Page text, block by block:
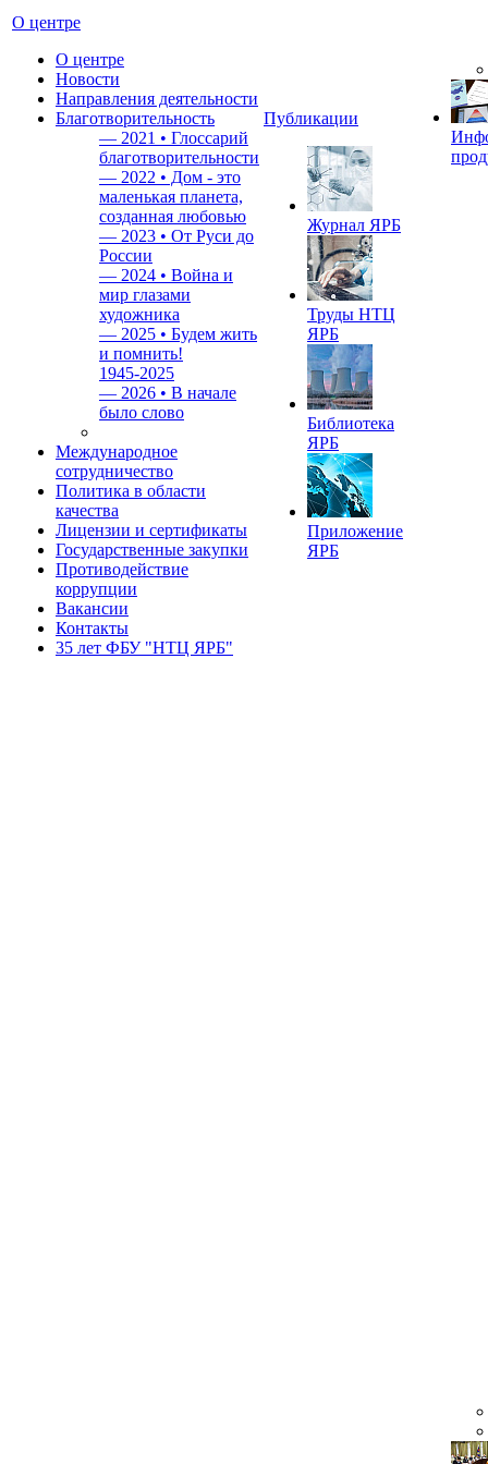
О центре
О центре
Новости
Направления деятельности
Благотворительность
— 2021 • Глоссарий
благотворительности
— 2022 • Дом - это
маленькая планета,
созданная любовью
— 2023 • От Руси до
России
— 2024 • Война и
мир глазами
художника
— 2025 • Будем жить
и помнить!
1945-2025
— 2026 • В начале
было слово
Международное
сотрудничество
Политика в области
качества
Лицензии и сертификаты
Государственные закупки
Противодействие
коррупции
Вакансии
Контакты
35 лет ФБУ "НТЦ ЯРБ"
Публикации
Журнал ЯРБ
Труды НТЦ
ЯРБ
Библиотека
ЯРБ
Приложение
ЯРБ